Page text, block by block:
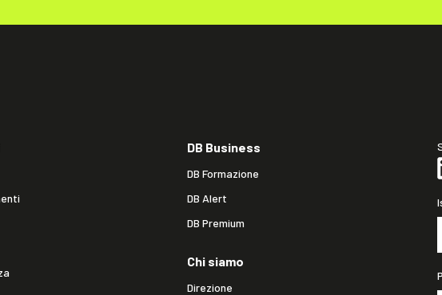
DB Business
DB Formazione
DB Alert
DB Premium
Chi siamo
Direzione